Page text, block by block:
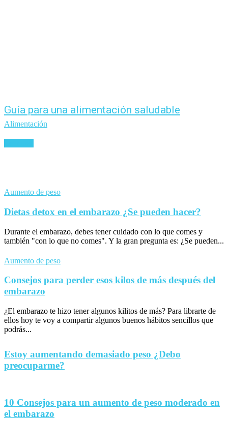
Guía para una alimentación saludable
Alimentación
Aumento de peso
Dietas detox en el embarazo ¿Se pueden hacer?
Durante el embarazo, debes tener cuidado con lo que comes y
también "con lo que no comes". Y la gran pregunta es: ¿Se pueden...
Aumento de peso
Consejos para perder esos kilos de más después del
embarazo
¿El embarazo te hizo tener algunos kilitos de más? Para librarte de
ellos hoy te voy a compartir algunos buenos hábitos sencillos que
podrás...
Estoy aumentando demasiado peso ¿Debo
preocuparme?
10 Consejos para un aumento de peso moderado en
el embarazo